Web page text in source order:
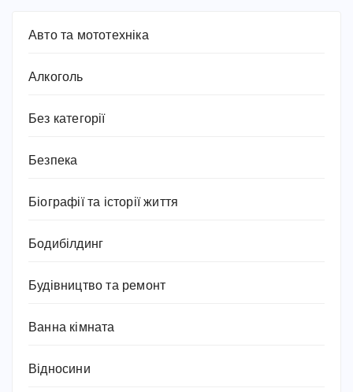
Авто та мототехніка
Алкоголь
Без категорії
Безпека
Біографії та історії життя
Бодибілдинг
Будівництво та ремонт
Ванна кімната
Відносини